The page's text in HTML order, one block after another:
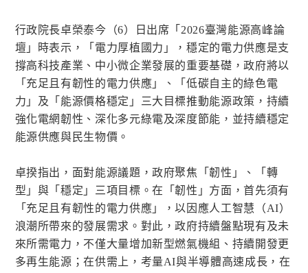
行政院長卓榮泰今（6）日出席「2026臺灣能源高峰論
壇」時表示，「電力厚植國力」，穩定的電力供應是支
撐高科技產業、中小微企業發展的重要基礎，政府將以
「充足且有韌性的電力供應」、「低碳自主的綠色電
力」及「能源價格穩定」三大目標推動能源政策，持續
強化電網韌性、深化多元綠電及深度節能，並持續穩定
能源供應與民生物價。
卓揆指出，面對能源議題，政府聚焦「韌性」、「轉
型」與「穩定」三項目標。在「韌性」方面，首先須有
「充足且有韌性的電力供應」，以因應人工智慧（AI）
浪潮所帶來的發展需求。對此，政府持續盤點現有及未
來所需電力，不僅大量增加新型燃氣機組、持續開發更
多再生能源；在供需上，考量AI與半導體高速成長，在